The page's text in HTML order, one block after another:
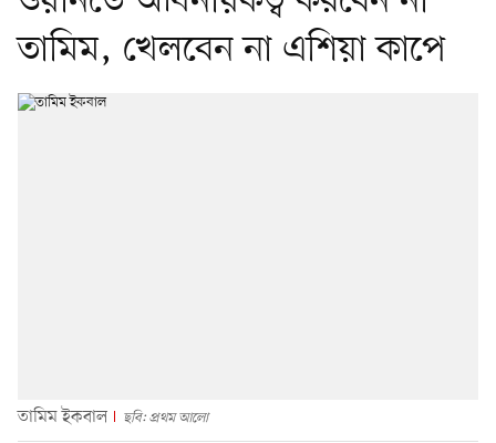
তামিম, খেলবেন না এশিয়া কাপে
তামিম ইকবাল ছবি: প্রথম আলো